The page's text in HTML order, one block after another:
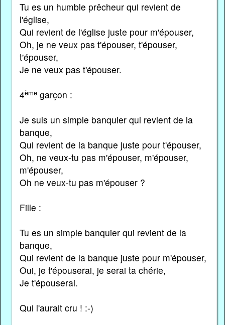
Tu es un humble prêcheur qui revient de
l'église,
Qui revient de l'église juste pour m'épouser,
Oh, je ne veux pas t'épouser, t'épouser,
t'épouser,
Je ne veux pas t'épouser.
4èmegarçon :
Je suis un simple banquier qui revient de la
banque,
Qui revient de la banque juste pour t'épouser,
Oh, ne veux-tu pas m'épouser, m'épouser,
m'épouser,
Oh ne veux-tu pas m'épouser ?
Fille :
Tu es un simple banquier qui revient de la
banque,
Qui revient de la banque juste pour m'épouser,
Oui, je t'épouserai, je serai ta chérie,
Je t'épouserai.
Qui l'aurait cru ! :-)